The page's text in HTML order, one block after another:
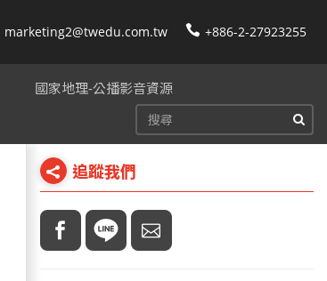
marketing2@twedu.com.tw +886-2-27923255
國家地理-公播影音資源
追蹤我們